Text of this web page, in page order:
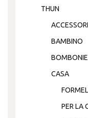
THUN
ACCESSORI
BAMBINO
CASA
PER LA